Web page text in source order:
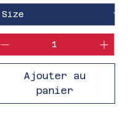
Ajouter au
panier